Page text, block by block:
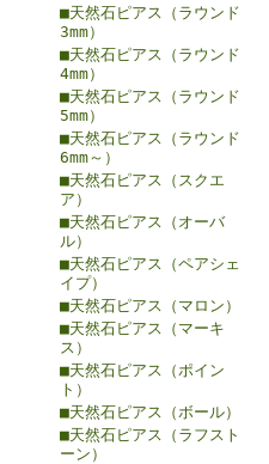
■天然石ピアス（ラウンド
3mm）
■天然石ピアス（ラウンド
4mm）
■天然石ピアス（ラウンド
5mm）
■天然石ピアス（ラウンド
6mm～）
■天然石ピアス（スクエ
ア）
■天然石ピアス（オーバ
ル）
■天然石ピアス（ペアシェ
イプ）
■天然石ピアス（マロン）
■天然石ピアス（マーキ
ス）
■天然石ピアス（ポイン
ト）
■天然石ピアス（ボール）
■天然石ピアス（ラフスト
ーン）